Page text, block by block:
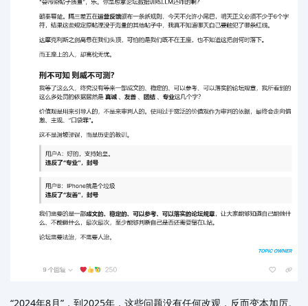
“2024年8月”，到2025年，这些问题没有任何改观，反而变本加厉。